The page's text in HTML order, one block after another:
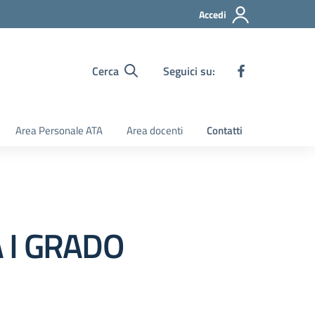
Accedi
Cerca Seguici su:
Area Personale ATA Area docenti Contatti
GRADO